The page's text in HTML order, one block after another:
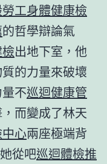
工身體健康檢
的哲學辯論氣
出地下室，他
的力量來破壞
不巡迴健康管
而變成了林天
心兩座極端背
從吧巡迴體檢推